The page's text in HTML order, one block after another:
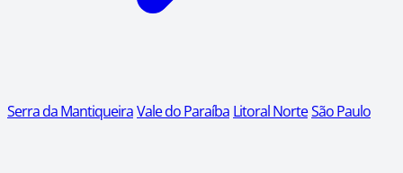
Serra da MantiqueiraVale do Paraíba Litoral NorteSão Paulo